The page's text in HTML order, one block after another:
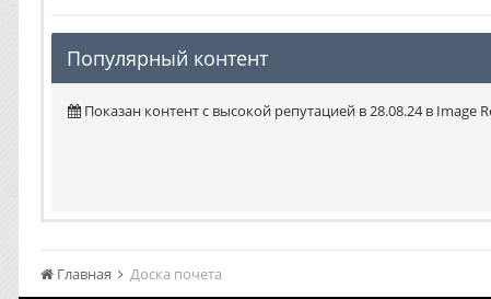
Популярный контент
Показан контент с высокой репутацией в 28.08.24 в Image
Главная Доска почета